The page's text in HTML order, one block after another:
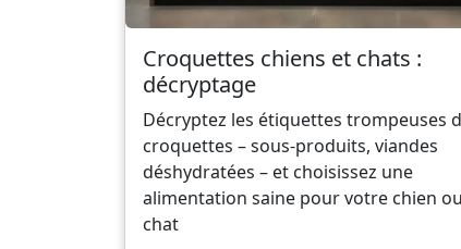
Croquettes chiens et chats :
décryptage
Décryptez les étiquettes trompeuses
croquettes – sous-produits, viandes
déshydratées – et choisissez une
alimentation saine pour votre chien ou
chat